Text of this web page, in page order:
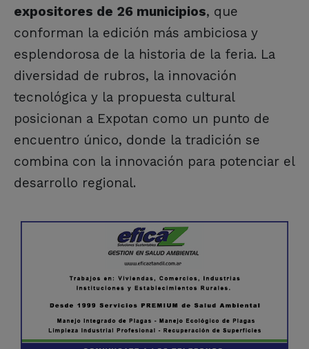
expositores de 26 municipios, que
conforman la edición más ambiciosa y
esplendorosa de la historia de la feria. La
diversidad de rubros, la innovación
tecnológica y la propuesta cultural
posicionan a Expotan como un punto de
encuentro único, donde la tradición se
combina con la innovación para potenciar el
desarrollo regional.